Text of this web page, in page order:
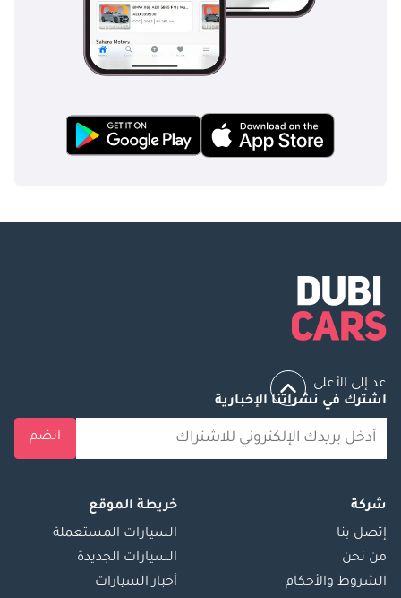
عد إلى الأعلى
اشترك في نشراتنا الإخبارية
انضم
شركة
إتصل بنا
من نحن
الشروط والأحكام
خريطة الموقع
السيارات المستعملة
السيارات الجديدة
أخبار السيارات